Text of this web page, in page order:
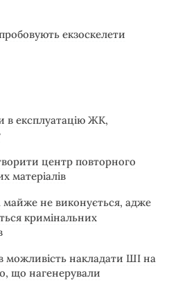
екзоскелети
в експлуатацію ЖК,
центр повторного
матеріалів
майже не виконується, адже
кримінальних
можливість накладати ШІ на
що нагенерували